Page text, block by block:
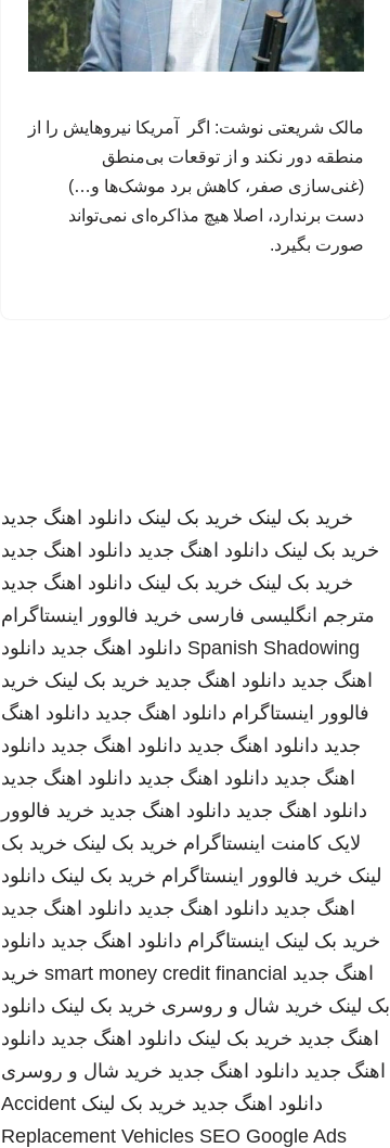
مالک شریعتی نوشت: اگر آمریکا نیروهایش را از
منطقه دور نکند و از توقعات بی‌منطق
(غنی‌سازی صفر، کاهش برد موشک‌ها و…)
دست برندارد، اصلا هیچ مذاکره‌ای نمی‌تواند
صورت بگیرد.
خرید بک لینک خرید بک لینک دانلود اهنگ جدید
خرید بک لینک دانلود اهنگ جدید دانلود اهنگ جدید
خرید بک لینک خرید بک لینک دانلود اهنگ جدید
مترجم انگلیسی فارسی خرید فالوور اینستاگرام
Spanish Shadowing دانلود اهنگ جدید دانلود
اهنگ جدید دانلود اهنگ جدید خرید بک لینک خرید
فالوور اینستاگرام دانلود اهنگ جدید دانلود اهنگ
جدید دانلود اهنگ جدید دانلود اهنگ جدید دانلود
اهنگ جدید دانلود اهنگ جدید دانلود اهنگ جدید
دانلود اهنگ جدید دانلود اهنگ جدید خرید فالوور
لایک کامنت اینستاگرام خرید بک لینک خرید بک
لینک خرید فالوور اینستاگرام خرید بک لینک دانلود
اهنگ جدید دانلود اهنگ جدید دانلود اهنگ جدید
خرید بک لینک اینستاگرام دانلود اهنگ جدید دانلود
اهنگ جدید smart money credit financial خرید
بک لینک خرید شال و روسری خرید بک لینک دانلود
اهنگ جدید خرید بک لینک دانلود اهنگ جدید دانلود
اهنگ جدید دانلود اهنگ جدید خرید شال و روسری
دانلود اهنگ جدید خرید بک لینک Accident
Replacement Vehicles SEO Google Ads